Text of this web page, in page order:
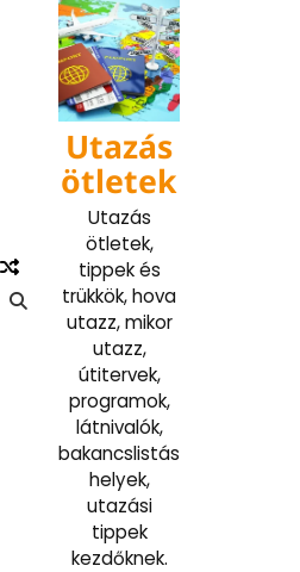
content
Utazás
ötletek
Utazás
ötletek,
tippek és
trükkök, hova
utazz, mikor
utazz,
útitervek,
programok,
látnivalók,
bakancslistás
helyek,
utazási
tippek
kezdőknek.